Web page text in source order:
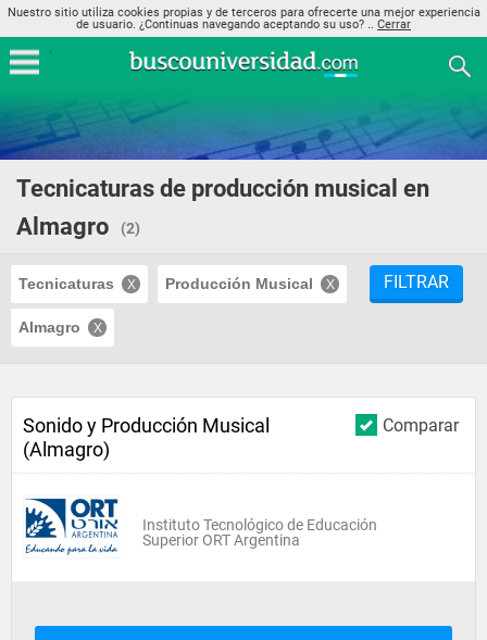
Nuestro sitio utiliza cookies propias y de terceros para ofrecerte una mejor experiencia
de usuario. ¿Continuas navegando aceptando su uso? .. Cerrar
Tecnicaturas de producción musical en
Almagro
(2)
Tecnicaturas Producción Musical
Almagro
FILTRAR
Comparar
Sonido y Producción Musical
(Almagro)
Instituto Tecnológico de Educación
Superior ORT Argentina